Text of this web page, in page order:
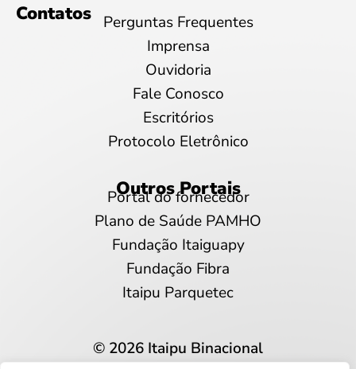
Contatos
Perguntas Frequentes
Imprensa
Ouvidoria
Fale Conosco
Escritórios
Protocolo Eletrônico
Outros Portais
Portal do fornecedor
Plano de Saúde PAMHO
Fundação Itaiguapy
Fundação Fibra
Itaipu Parquetec
© 2026 Itaipu Binacional